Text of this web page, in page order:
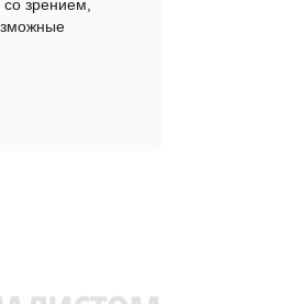
зрением,